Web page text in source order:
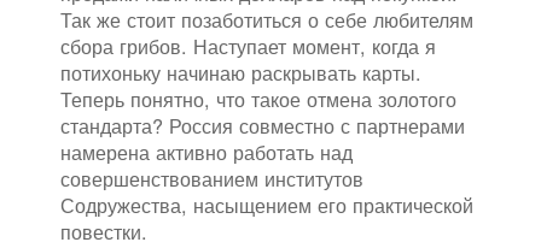
Так же стоит позаботиться о себе любителям
сбора грибов. Наступает момент, когда я
потихоньку начинаю раскрывать карты.
Теперь понятно, что такое отмена золотого
стандарта? Россия совместно с партнерами
намерена активно работать над
совершенствованием институтов
Содружества, насыщением его практической
повестки.